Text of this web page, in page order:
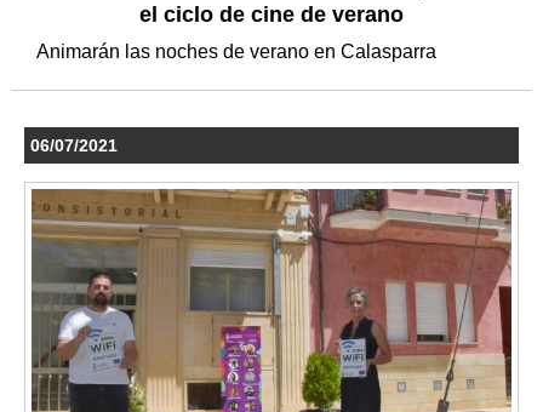
el ciclo de cine de verano
Animarán las noches de verano en Calasparra
06/07/2021